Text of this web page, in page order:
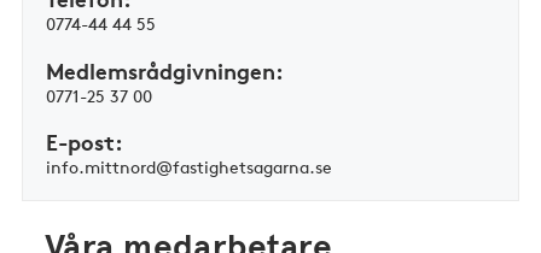
0774-44 44 55
Medlemsrådgivningen:
0771-25 37 00
E-post:
info.mittnord@fastighetsagarna.se